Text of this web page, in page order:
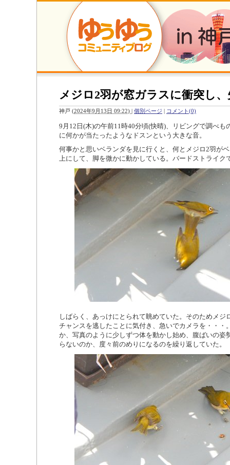
メジロ2羽が窓ガラスに衝突し
神戸 (2024年9月13日 09:22) | 個別ページ | コメント(0)
9月12日(木)の午前11時40分頃(快晴)、リビングで調べも
に何かが当たったようなドスンという大きな音。
何事かと思いベランダを見に行くと、何とメジロ2羽が
上にして、脚を微かに動かしている。バードストライク
しばらく、あっけにとられて眺めていた。そのためメジ
チャンスを逃したことに気付き、急いでカメラを・・・
か、写真のように少しずつ体を動かし始め、腹ばいの姿
らないのか、度々前のめりになるのを繰り返していた。